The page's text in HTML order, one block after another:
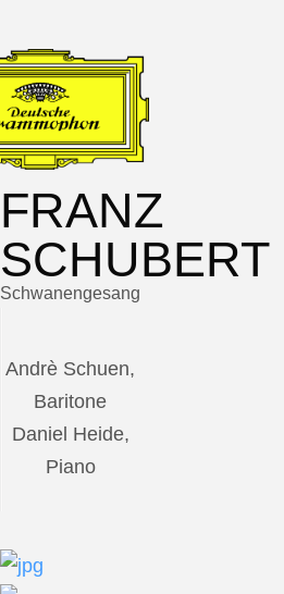
FRANZ
SCHUBERT
Schwanengesang
Andrè Schuen,
Baritone
Daniel Heide,
Piano